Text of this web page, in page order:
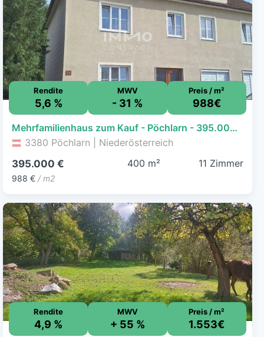
Rendite
5,6 %
MWV
- 31 %
Preis / m²
988€
Mehrfamilienhaus zum Kauf - Pöchlarn - 395.000 € - 11 Zimmer, 400 m², 1.323 m² Grundstück, frei ab sofort
3380 Pöchlarn | Niederösterreich
395.000 €
988 € / m2
400 m² 11 Zimmer
Rendite
4,9 %
MWV
+ 55 %
Preis / m²
1.553€